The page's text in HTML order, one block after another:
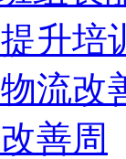
升培
流改
善周